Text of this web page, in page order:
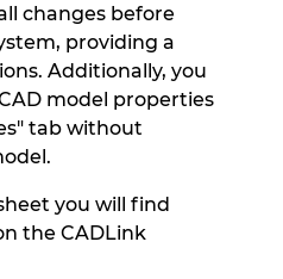
changes before
providing a
Additionally, you
model properties
tab without
you will find
the CADLink